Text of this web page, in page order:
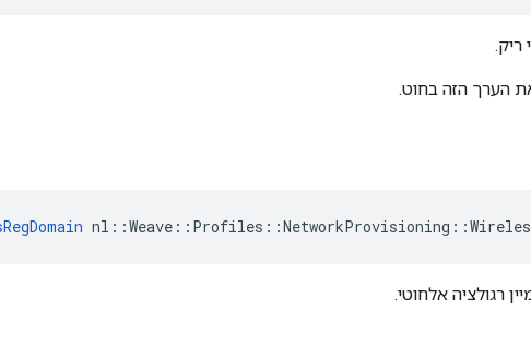
ריק.
הערך הזה בחוט.
nl ::Weave :: Profiles ::NetworkProvisioning ::
רגולציה אלחוטי.